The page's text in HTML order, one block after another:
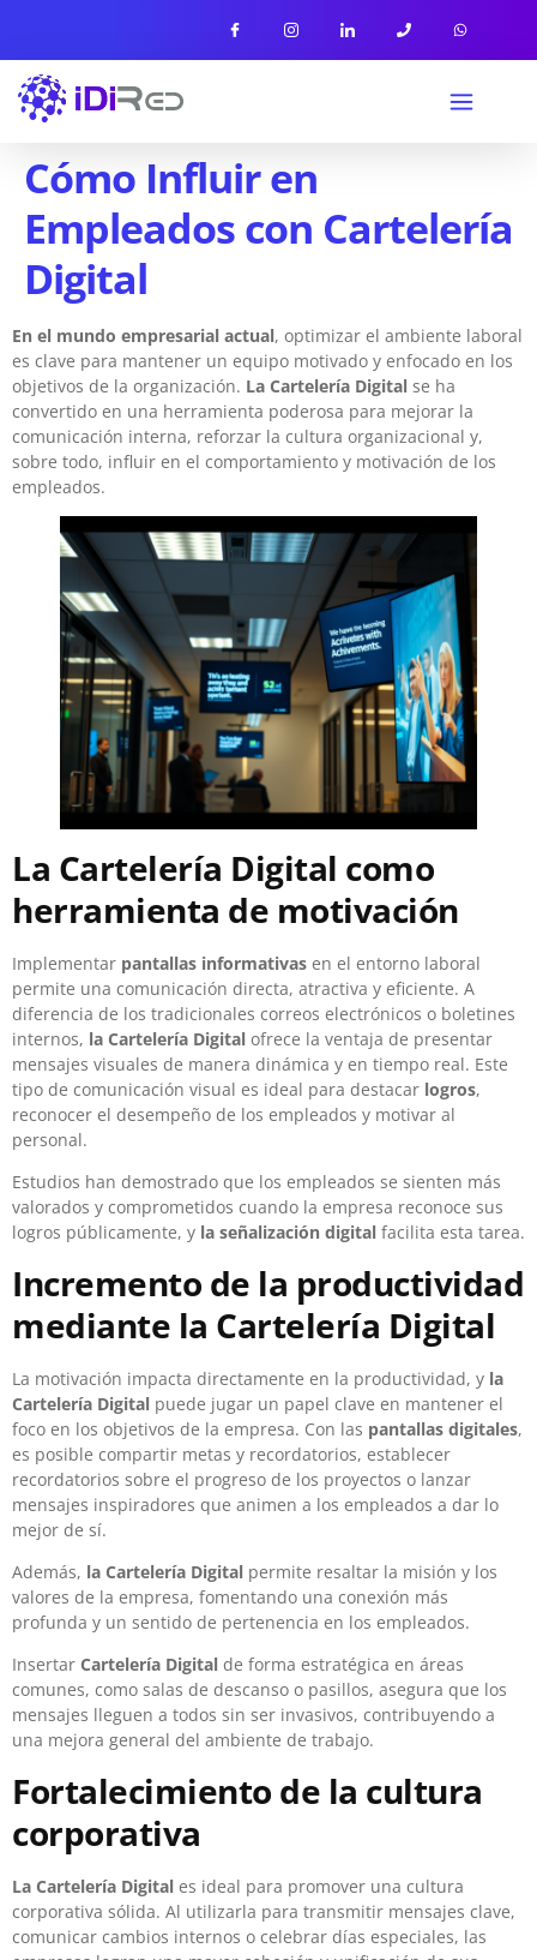
Cómo Influir en
Empleados con Cartelería
Digital
En el mundo empresarial actual, optimizar el ambiente laboral
es clave para mantener un equipo motivado y enfocado en los
objetivos de la organización. La Cartelería Digital se ha
convertido en una herramienta poderosa para mejorar la
comunicación interna, reforzar la cultura organizacional y,
sobre todo, influir en el comportamiento y motivación de los
empleados.
La Cartelería Digital como
herramienta de motivación
Implementar pantallas informativas en el entorno laboral
permite una comunicación directa, atractiva y eficiente. A
diferencia de los tradicionales correos electrónicos o boletines
internos, la Cartelería Digital ofrece la ventaja de presentar
mensajes visuales de manera dinámica y en tiempo real. Este
tipo de comunicación visual es ideal para destacar logros,
reconocer el desempeño de los empleados y motivar al
personal.
Estudios han demostrado que los empleados se sienten más
valorados y comprometidos cuando la empresa reconoce sus
logros públicamente, y la señalización digital facilita esta tarea.
Incremento de la productividad
mediante la Cartelería Digital
La motivación impacta directamente en la productividad, y la
Cartelería Digital puede jugar un papel clave en mantener el
foco en los objetivos de la empresa. Con las pantallas digitales,
es posible compartir metas y recordatorios, establecer
recordatorios sobre el progreso de los proyectos o lanzar
mensajes inspiradores que animen a los empleados a dar lo
mejor de sí.
Además, la Cartelería Digital permite resaltar la misión y los
valores de la empresa, fomentando una conexión más
profunda y un sentido de pertenencia en los empleados.
Insertar Cartelería Digital de forma estratégica en áreas
comunes, como salas de descanso o pasillos, asegura que los
mensajes lleguen a todos sin ser invasivos, contribuyendo a
una mejora general del ambiente de trabajo.
Fortalecimiento de la cultura
corporativa
La Cartelería Digital es ideal para promover una cultura
corporativa sólida. Al utilizarla para transmitir mensajes clave,
comunicar cambios internos o celebrar días especiales, las